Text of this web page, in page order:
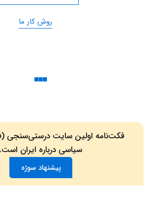
روش کار ما
فکت‌نامه اولین سایت
سیاسی درباره ایران است.
پیشنهاد سوژه